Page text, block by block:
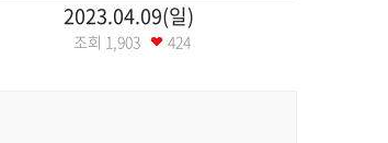
2023.04.09(일)
조회 1,903 424